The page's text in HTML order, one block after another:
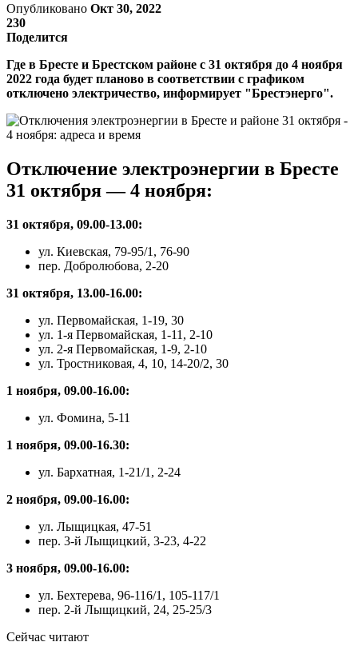
Опубликовано Окт 30, 2022
230
Поделится
Где в Бресте и Брестском районе с 31 октября до 4 ноября
2022 года будет планово в соответствии с графиком
отключено электричество, информирует "Брестэнерго".
Отключение электроэнергии в Бресте
31 октября — 4 ноября:
31 октября, 09.00-13.00:
ул. Киевская, 79-95/1, 76-90
пер. Добролюбова, 2-20
31 октября, 13.00-16.00:
ул. Первомайская, 1-19, 30
ул. 1-я Первомайская, 1-11, 2-10
ул. 2-я Первомайская, 1-9, 2-10
ул. Тростниковая, 4, 10, 14-20/2, 30
1 ноября, 09.00-16.00:
ул. Фомина, 5-11
1 ноября, 09.00-16.30:
ул. Бархатная, 1-21/1, 2-24
2 ноября, 09.00-16.00:
ул. Лыщицкая, 47-51
пер. 3-й Лыщицкий, 3-23, 4-22
3 ноября, 09.00-16.00:
ул. Бехтерева, 96-116/1, 105-117/1
пер. 2-й Лыщицкий, 24, 25-25/3
Сейчас читают